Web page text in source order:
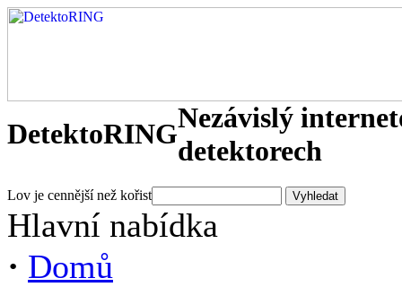
DetektoRINGNezávislý
detektorech
Lov je cennější než kořist
Hlavní nabídka
· Domů